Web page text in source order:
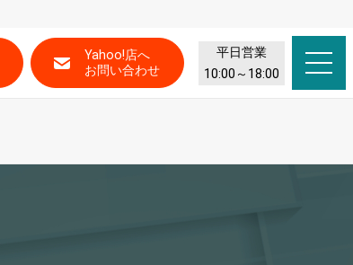
Yahoo!店へ
お問い合わせ
平日営業
10:00～18:00